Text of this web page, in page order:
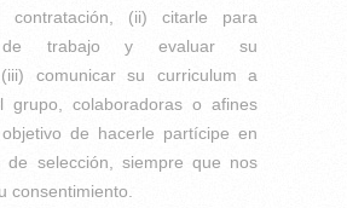
contratación, (ii) citarle para
de trabajo y evaluar su
comunicar su curriculum a
grupo, colaboradoras o afines
de hacerle partícipe en
de selección, siempre que nos
consentimiento.